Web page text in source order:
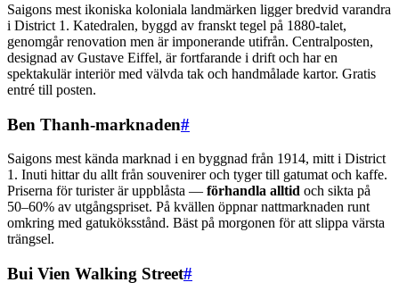
Saigons mest ikoniska koloniala landmärken ligger bredvid varandra
i District 1. Katedralen, byggd av franskt tegel på 1880-talet,
genomgår renovation men är imponerande utifrån. Centralposten,
designad av Gustave Eiffel, är fortfarande i drift och har en
spektakulär interiör med välvda tak och handmålade kartor. Gratis
entré till posten.
Ben Thanh-marknaden#
Saigons mest kända marknad i en byggnad från 1914, mitt i District
1. Inuti hittar du allt från souvenirer och tyger till gatumat och kaffe.
Priserna för turister är uppblåsta — förhandla alltid och sikta på
50–60% av utgångspriset. På kvällen öppnar nattmarknaden runt
omkring med gatuköksstånd. Bäst på morgonen för att slippa värsta
trängsel.
Bui Vien Walking Street#